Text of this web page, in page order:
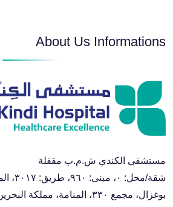
About Us Informations
مستشفى الكندي ش.م.ب مقفلة
شقة/محل: ٠،
بوغزال، مجمع ٣٣٠، المنامة، مملكة البحرين